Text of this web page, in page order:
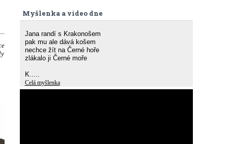
Myšlenka a video dne
Jana randí s Krakonošem
pak mu ale dává košem
nechce žít na Černé hoře
zlákalo ji Černé moře
K.....
Celá myšlenka